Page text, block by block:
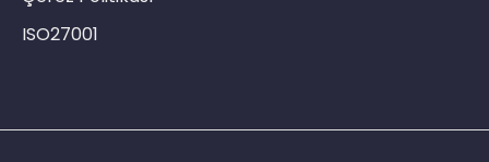
ISO27001